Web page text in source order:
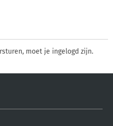
moet je ingelogd zijn.